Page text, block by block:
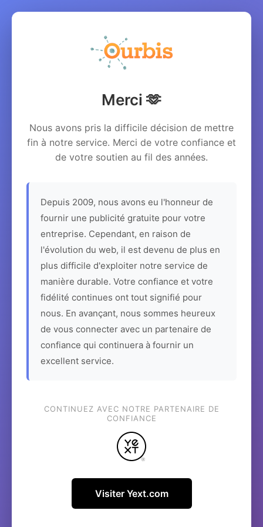
Merci 🫶
Nous avons pris la difficile décision de mettre
fin à notre service. Merci de votre confiance et
de votre soutien au fil des années.
Depuis 2009, nous avons eu l'honneur de
fournir une publicité gratuite pour votre
entreprise. Cependant, en raison de
l'évolution du web, il est devenu de plus en
plus difficile d'exploiter notre service de
manière durable. Votre confiance et votre
fidélité continues ont tout signifié pour
nous. En avançant, nous sommes heureux
de vous connecter avec un partenaire de
confiance qui continuera à fournir un
excellent service.
CONTINUEZ AVEC NOTRE PARTENAIRE DE
CONFIANCE
Visiter Yext.com